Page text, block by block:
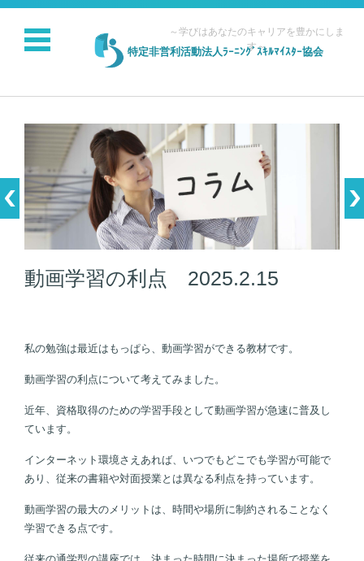
特定非営利活動法人ﾗｰﾆﾝｸﾞｽｷﾙﾏｲｽﾀｰ協会
～学びはあなたのキャリアを豊かにしま
す～
コンテンツに移動
動画学習の利点 2025.2.15
私の勉強は最近はもっぱら、動画学習ができる教材です。
動画学習の利点について考えてみました。
近年、資格取得のための学習手段として動画学習が急速に普及し
ています。
インターネット環境さえあれば、いつでもどこでも学習が可能で
あり、従来の書籍や対面授業とは異なる利点を持っています。
動画学習の最大のメリットは、時間や場所に制約されることなく
学習できる点です。